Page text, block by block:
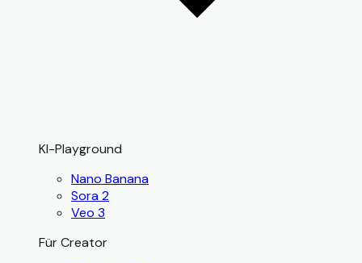
KI-Playground
Nano Banana
Sora 2
Veo 3
Für Creator